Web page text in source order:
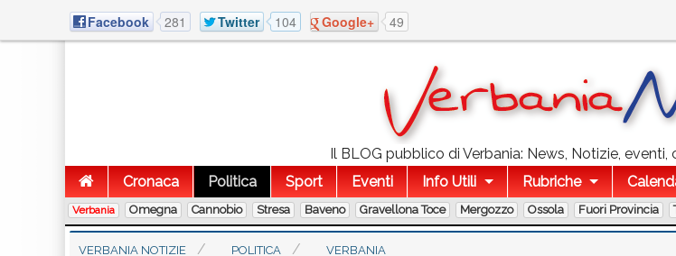
Facebook 281 Twitter 104 Google+ 49
Il BLOG pubblico di Verbania: News, Notizie, eventi,
Cronaca
Politica Sport Eventi Info Utili Rubriche
Verbania Omegna Cannobio Stresa Baveno Gravellona Toce Mergozzo Ossola Fuori Provincia
VERBANIA NOTIZIE POLITICA VERBANIA